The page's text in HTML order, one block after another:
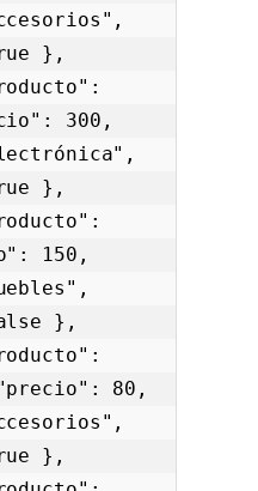
},
300,
},
150,
},
80,
},